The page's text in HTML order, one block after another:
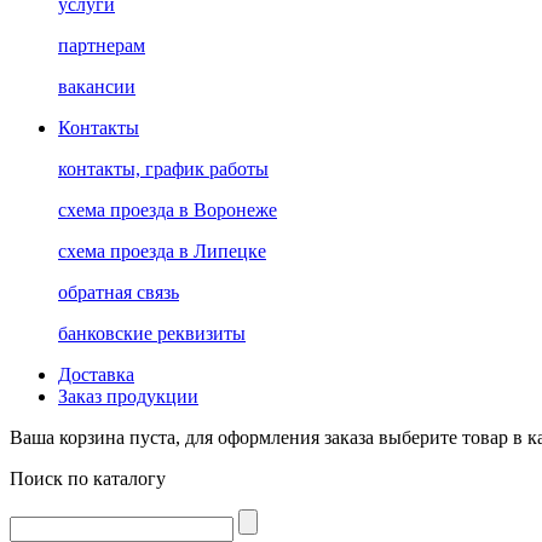
услуги
партнерам
вакансии
Контакты
контакты, график работы
схема проезда в Воронеже
схема проезда в Липецке
обратная связь
банковские реквизиты
Доставка
Заказ продукции
Ваша корзина пуста, для оформления заказа выберите товар в
Поиск по каталогу